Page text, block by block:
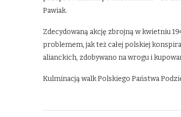
Pawiak.
Zdecydowaną akcję zbrojną w kwietniu
problemem, jak też całej polskiej
alianckich, zdobywano na wrogu i
Kulminacją walk Polskiego Państwa